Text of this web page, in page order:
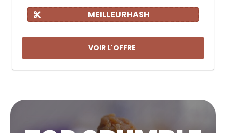
MEILLEURHASH
VOIR L'OFFRE